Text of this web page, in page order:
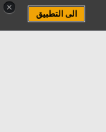
×
الى التطبيق